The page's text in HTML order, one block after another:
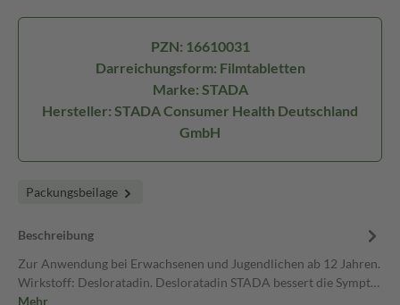
PZN: 16610031
Darreichungsform: Filmtabletten
Marke: STADA
Hersteller: STADA Consumer Health Deutschland
GmbH
Packungsbeilage
Beschreibung
Zur Anwendung bei Erwachsenen und Jugendlichen ab 12 Jahren.
Wirkstoff: Desloratadin. Desloratadin STADA bessert die Sympt…
Mehr